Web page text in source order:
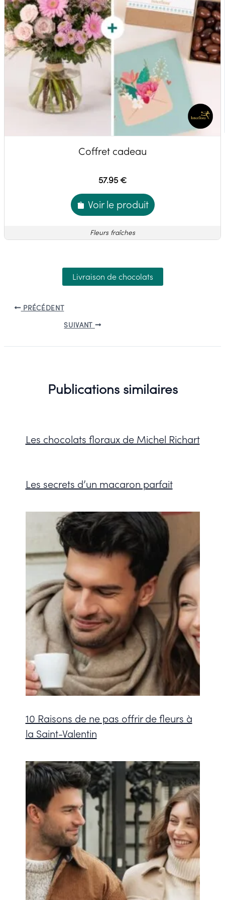
Coffret cadeau
57.95 €
Voir le produit
Fleurs fraîches
Livraison de chocolats
PRÉCÉDENT
SUIVANT
Publications similaires
Les chocolats floraux de Michel Richart
Les secrets d’un macaron parfait
10 Raisons de ne pas offrir de fleurs à
la Saint-Valentin